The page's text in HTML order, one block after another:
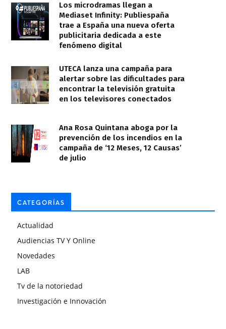
Los microdramas llegan a
Mediaset Infinity: Publiespaña
trae a España una nueva oferta
publicitaria dedicada a este
fenómeno digital
UTECA lanza una campaña para
alertar sobre las dificultades para
encontrar la televisión gratuita
en los televisores conectados
Ana Rosa Quintana aboga por la
prevención de los incendios en la
campaña de ‘12 Meses, 12 Causas’
de julio
CATEGORÍAS
Actualidad
Audiencias TV Y Online
Novedades
LAB
Tv de la notoriedad
Investigación e Innovación